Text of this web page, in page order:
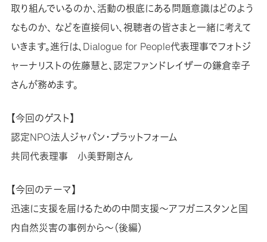
取り組んでいるのか、活動の根底にある問題意識はどのよう
なものか、 などを直接伺い、視聴者の皆さまと一緒に考えて
いきます。進行は、Dialogue for People代表理事でフォトジ
ャーナリストの佐藤慧と、認定ファンドレイザーの鎌倉幸子
さんが務めます。
【今回のゲスト】
認定NPO法人ジャパン・プラットフォーム
共同代表理事 小美野剛さん
【今回のテーマ】
迅速に支援を届けるための中間支援～アフガニスタンと国
内自然災害の事例から～（後編）